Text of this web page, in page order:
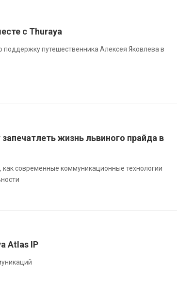
с Thuraya
путешественника Алексея Яковлева в
жизнь львиного прайда в
современные коммуникационные технологии
Atlas IP